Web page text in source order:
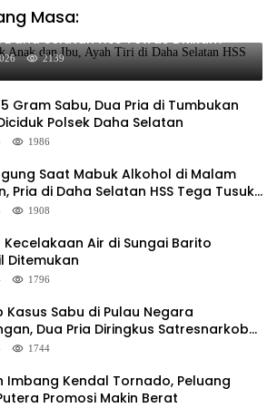
Masa:
Cekcok Anak dan Ibu, Ayah
Daha Selatan HSS Tewas Ditikam
2139
Gram Sabu, Dua Pria di Tumbukan
Polsek Daha Selatan
1986
Saat Mabuk Alkohol di Malam
Pria di Daha Selatan HSS Tega Tusuk
1908
Kecelakaan Air di Sungai Barito
Ditemukan
1796
Kasus Sabu di Pulau Negara
Dua Pria Diringkus Satresnarkoba
1744
Imbang Kendal Tornado, Peluang
Promosi Makin Berat